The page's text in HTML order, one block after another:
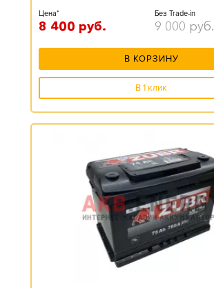
Цена*
8 400 руб.
Без Trade-in
9 000 руб.
В КОРЗИНУ
В 1 клик